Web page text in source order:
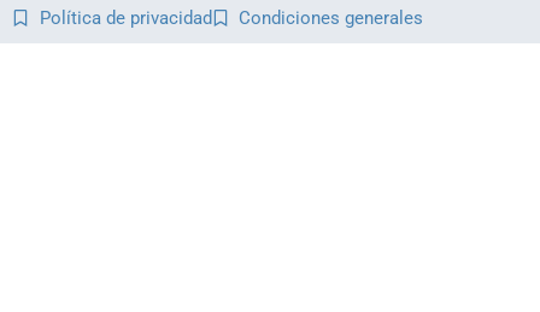
Política de privacidad Condiciones generales